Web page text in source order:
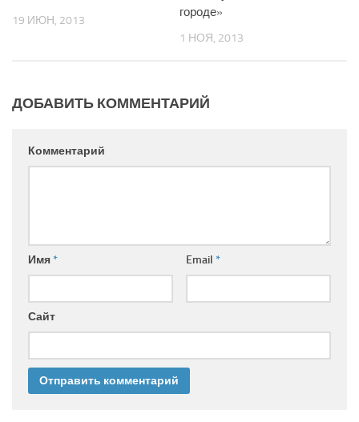
19 ИЮН, 2013
городе»
1 НОЯ, 2013
ДОБАВИТЬ КОММЕНТАРИЙ
Комментарий
Имя* Email *
Сайт